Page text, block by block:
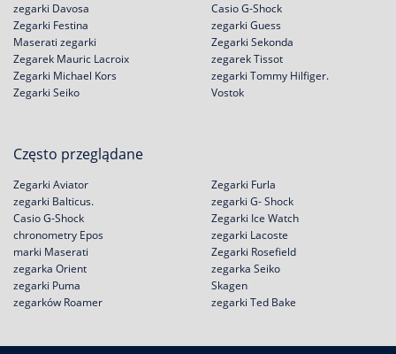
zegarki Davosa
Zegarki Festina
Casio G-Shock
zegarki Guess
Maserati zegarki
Zegarek Mauric Lacroix
Zegarki Michael Kors
Zegarki Seiko
Zegarki Sekonda
zegarek Tissot
zegarki Tommy Hilfiger.
Vostok
Często przeglądane
Zegarki Aviator
zegarki Balticus.
Casio G-Shock
chronometry Epos
Zegarki Furla
zegarki G- Shock
Zegarki Ice Watch
zegarki Lacoste
marki Maserati
zegarka Orient
zegarki Puma
zegarków Roamer
Zegarki Rosefield
zegarka Seiko
Skagen
zegarki Ted Bake